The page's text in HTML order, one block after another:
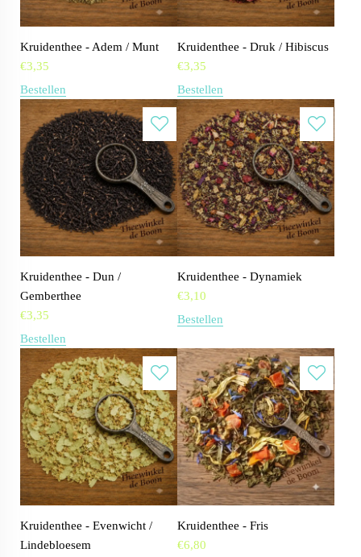
Kruidenthee - Adem / Munt
€3,35
Bestellen
Kruidenthee - Druk / Hibiscus
€3,35
Bestellen
Kruidenthee - Dun /
Gemberthee
€3,35
Bestellen
Kruidenthee - Dynamiek
€3,10
Bestellen
Kruidenthee - Evenwicht /
Lindebloesem
Kruidenthee - Fris
€6,80